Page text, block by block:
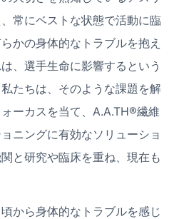
常にベストな状態で活動に臨
かの身体的なトラブルを抱え
、選手生命に影響するという
たちは、そのような課題を解
ーカスを当て、A.A.TH®繊維
ニングに有効なソリューショ
と研究や臨床を重ね、現在も
から身体的なトラブルを感じ